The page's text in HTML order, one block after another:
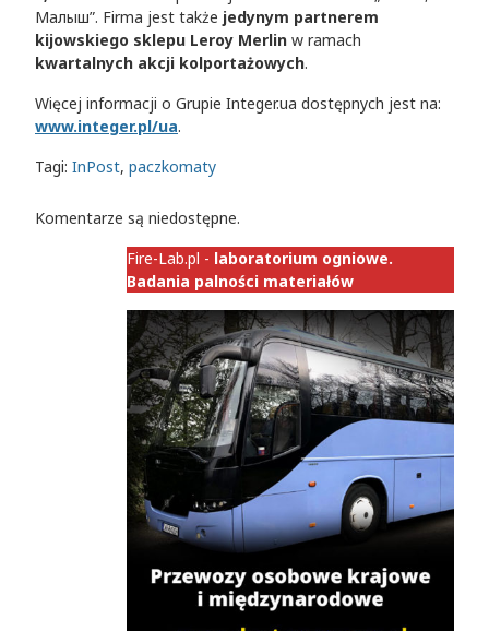
Малыш”. Firma jest także jedynym partnerem
kijowskiego sklepu Leroy Merlin w ramach
kwartalnych akcji kolportażowych.
Więcej informacji o Grupie Integer.ua dostępnych jest na:
www.integer.pl/ua.
Tagi: InPost, paczkomaty
Komentarze są niedostępne.
Fire-Lab.pl - laboratorium ogniowe.
Badania palności materiałów